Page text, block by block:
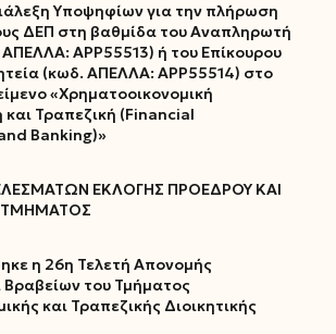
Υποψηφίων για την πλήρωση
ΔΕΠ στη βαθμίδα του Αναπληρωτή
ΑΡΡ55513) ή του Επίκουρου
(κωδ. ΑΠΕΛΛΑ: ΑΡΡ55514) στο
«Χρηματοοικονομική
Τραπεζική (Financial
Banking)»
ΕΚΛΟΓΗΣ ΠΡΟΕΔΡΟΥ ΚΑΙ
ΤΜΗΜΑΤΟΣ
η 26η Τελετή Απονομής
του Τμήματος
και Τραπεζικής Διοικητικής